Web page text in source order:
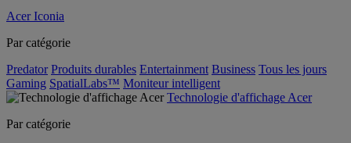
Acer Iconia
Par catégorie
Predator Produits durables Entertainment Business Tous les jours
Gaming SpatialLabs™ Moniteur intelligent
Technologie d'affichage Acer
Par catégorie